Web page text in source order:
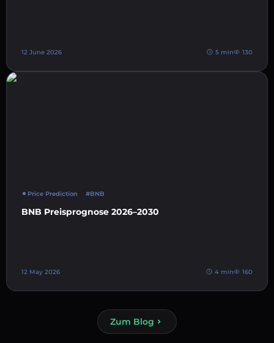
12 June 2026 5 min 130
Price Prediction #BNB
BNB Preisprognose 2026–2030
12 May 2026 4 min 160
Zum Blog